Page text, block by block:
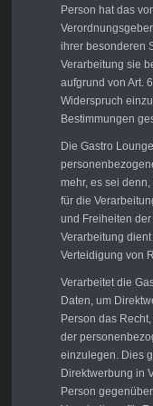
Person hat das
ihrer besonderen
Verarbeitung sie
aufgrund von Art.
Widerspruch
Bestimmungen
Die Gastro
mehr, es sei
für die
und Freiheiten
Verarbeitung
Verteidigung von
Verarbeitet die
Daten, um
Person das
der
einzulegen. Dies
Direktwerbung in
Person